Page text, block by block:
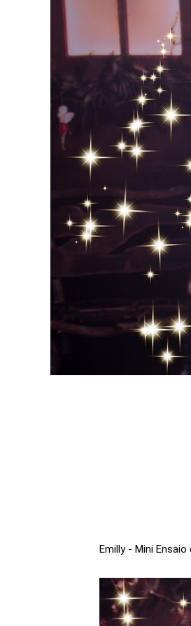
Emilly - Mini Ensaio